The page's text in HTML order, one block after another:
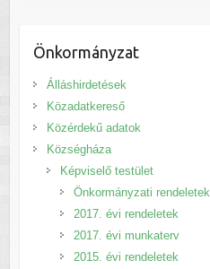
Önkormányzat
Álláshirdetések
Közadatkereső
Közérdekű adatok
Községháza
Képviselő testület
Önkormányzati rendeletek
2017. évi rendeletek
2017. évi munkaterv
2015. évi rendeletek